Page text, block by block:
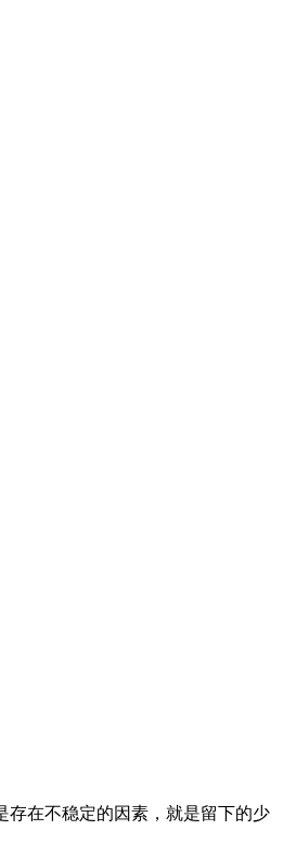
存在不稳定的因素，就是留下的少